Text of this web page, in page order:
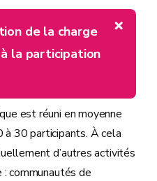
de la charge
la participation
est réuni en moyenne
à 30 participants. À cela
d’autres activités
: communautés de